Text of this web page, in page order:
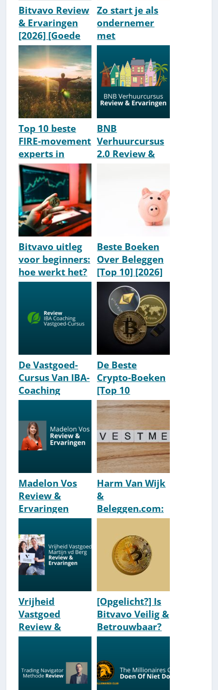
Bitvavo Review
& Ervaringen
[2026] [Goede
Keus &
Betrouwbaar?]
Zo start je als
ondernemer
met
pensioenbelegg
en [How-To]
Top 10 beste
FIRE-movement
experts in
Nederland
[2026]
BNB
Verhuurcursus
2.0 Review &
Bitvavo uitleg
voor beginners:
hoe werkt het?
[How-To]
Beste Boeken
Over Beleggen
[Top 10] [2026]
De Vastgoed-
Cursus Van IBA-
Coaching
Review/Ervarin
De Beste
Crypto-Boeken
[Top 10
Aanraders]
[2026 Update]
Madelon Vos
Review &
Ervaringen
2026 [Goeroe
Of Zinvol?]
Harm Van Wijk
&
Beleggen.com:
Bio &
Ervaringen
[Wiki]
Vrijheid
Vastgoed
Review &
Ervaringen: Is
Oké? [2026]
[Opgelicht?] Is
Bitvavo Veilig &
Betrouwbaar?